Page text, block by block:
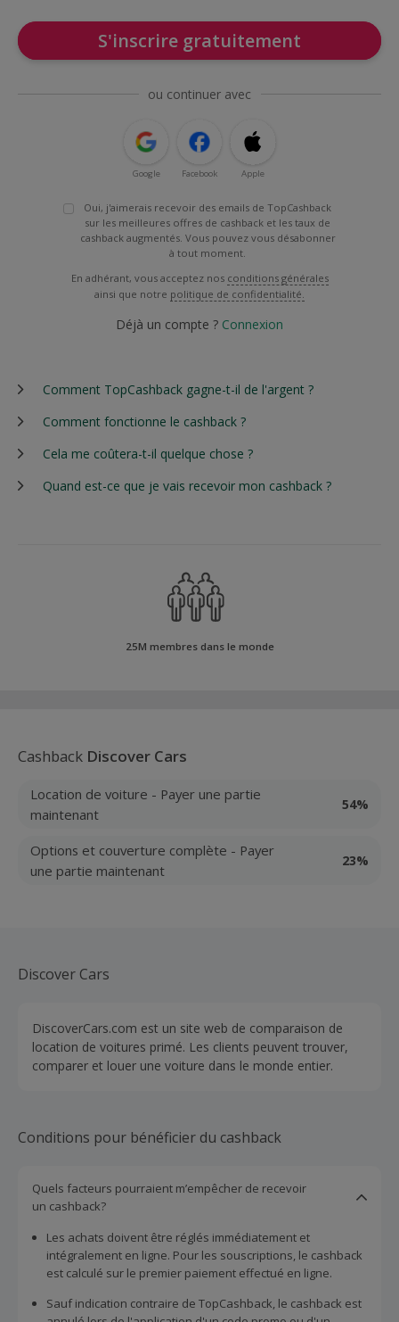
S'inscrire gratuitement
ou continuer avec
Google Facebook Apple
Oui, j'aimerais recevoir des emails de TopCashback
sur les meilleures offres de cashback et les taux de
cashback augmentés. Vous pouvez vous désabonner
à tout moment.
En adhérant, vous acceptez nos conditions générales
ainsi que notre politique de confidentialité.
Déjà un compte ? Connexion
Comment TopCashback gagne-t-il de l'argent ?
Comment fonctionne le cashback ?
Cela me coûtera-t-il quelque chose ?
Quand est-ce que je vais recevoir mon cashback ?
25M membres dans le monde
Cashback Discover Cars
Location de voiture - Payer une partie
maintenant
54%
Options et couverture complète - Payer
une partie maintenant
23%
Discover Cars
DiscoverCars.com est un site web de comparaison de
location de voitures primé. Les clients peuvent trouver,
comparer et louer une voiture dans le monde entier.
Conditions pour bénéficier du cashback
Quels facteurs pourraient m’empêcher de recevoir
un cashback?
Les achats doivent être réglés immédiatement et
intégralement en ligne. Pour les souscriptions, le cashback
est calculé sur le premier paiement effectué en ligne.
Sauf indication contraire de TopCashback, le cashback est